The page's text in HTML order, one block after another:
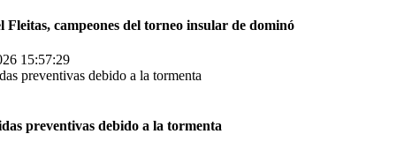
campeones del torneo insular de dominó
15:57:29
preventivas debido a la tormenta